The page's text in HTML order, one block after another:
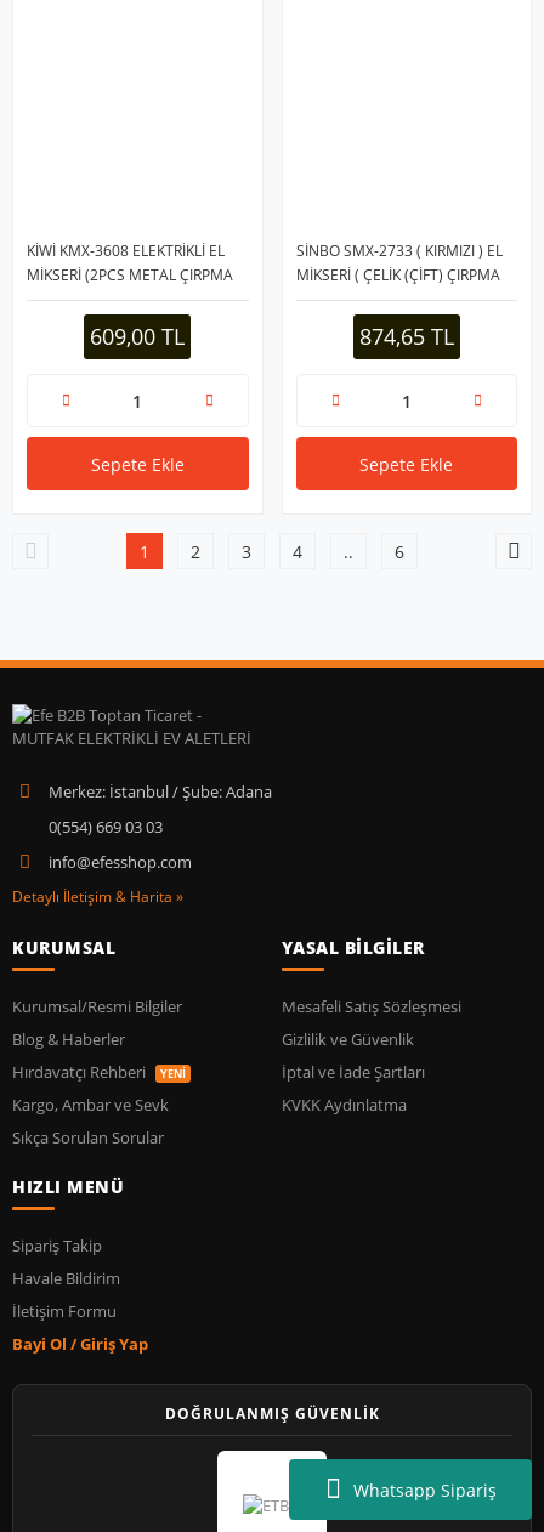
Whatsapp Sipariş
KİWİ KMX-3608 ELEKTRİKLİ EL
MİKSERİ (2PCS METAL ÇIRPMA
APARATI & 2PCS HAMUR
KANCASI) (5 KADEME HIZ)
(ÇIRPICI ÇIKARTMA
609,00 TL
Sepete Ekle
SİNBO SMX-2733 ( KIRMIZI ) EL
MİKSERİ ( ÇELİK (ÇİFT) ÇIRPMA
APARATI ) (150W) (3 KADEME
HIZ) (ÇIRPICI ÇIKARTMA
DÜĞMELİ & SAKLAMA
874,65 TL
Sepete Ekle
1 2 3 4 .. 6
Merkez: İstanbul / Şube: Adana
0(554) 669 03 03
info@efesshop.com
Detaylı İletişim & Harita »
KURUMSAL
Kurumsal/Resmi Bilgiler
Blog & Haberler
Hırdavatçı Rehberi
YENİ
Kargo, Ambar ve Sevk
Sıkça Sorulan Sorular
YASAL BİLGİLER
Mesafeli Satış Sözleşmesi
Gizlilik ve Güvenlik
İptal ve İade Şartları
KVKK Aydınlatma
HIZLI MENÜ
Sipariş Takip
Havale Bildirim
İletişim Formu
Bayi Ol / Giriş Yap
DOĞRULANMIŞ GÜVENLİK